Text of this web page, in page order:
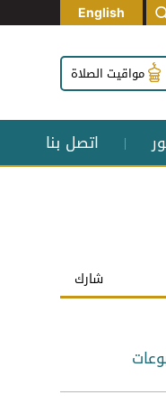
English
مواقيت الصلاة
| اتصل بنا
شارك